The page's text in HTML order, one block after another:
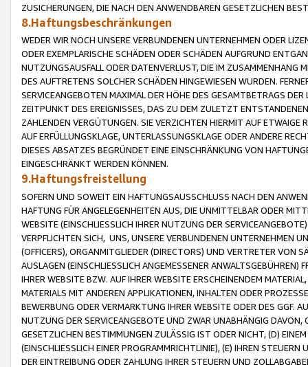
ZUSICHERUNGEN, DIE NACH DEN ANWENDBAREN GESETZLICHEN
8.Haftungsbeschränkungen
WEDER WIR NOCH UNSERE VERBUNDENEN UNTERNEHMEN ODER
ODER EXEMPLARISCHE SCHÄDEN ODER SCHÄDEN AUFGRUND
NUTZUNGSAUSFALL ODER DATENVERLUST, DIE IM ZUSAMMENHANG
DES AUFTRETENS SOLCHER SCHÄDEN HINGEWIESEN WURDEN.
SERVICEANGEBOTEN MAXIMAL DER HÖHE DES GESAMTBETRAGS
ZEITPUNKT DES EREIGNISSES, DAS ZU DEM ZULETZT
ZAHLENDEN VERGÜTUNGEN. SIE VERZICHTEN HIERMIT AUF
AUF ERFÜLLUNGSKLAGE, UNTERLASSUNGSKLAGE ODER ANDERE
DIESES ABSATZES BEGRÜNDET EINE EINSCHRÄNKUNG VON
EINGESCHRÄNKT WERDEN KÖNNEN.
9.Haftungsfreistellung
SOFERN UND SOWEIT EIN HAFTUNGSAUSSCHLUSS NACH DEN
HAFTUNG FÜR ANGELEGENHEITEN AUS, DIE UNMITTELBAR ODER
WEBSITE (EINSCHLIESSLICH IHRER NUTZUNG DER
VERPFLICHTEN SICH, UNS, UNSERE VERBUNDENEN UNTERNEHMEN
(OFFICERS), ORGANMITGLIEDER (DIRECTORS) UND VERTRETER VON
AUSLAGEN (EINSCHLIESSLICH ANGEMESSENER
IHRER WEBSITE BZW. AUF IHRER WEBSITE ERSCHEINENDEM
MATERIALS MIT ANDEREN APPLIKATIONEN, INHALTEN ODER
BEWERBUNG ODER VERMARKTUNG IHRER WEBSITE ODER DES GGF.
NUTZUNG DER SERVICEANGEBOTE UND ZWAR UNABHÄNGIG
GESETZLICHEN BESTIMMUNGEN ZULÄSSIG IST ODER NICHT, (D)
(EINSCHLIESSLICH EINER PROGRAMMRICHTLINIE), (E) IHREN
DER EINTREIBUNG ODER ZAHLUNG IHRER STEUERN UND